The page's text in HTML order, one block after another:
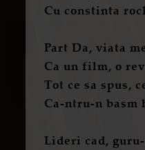
Cu constinta
Part Da, viata
Ca un film, o
Tot ce sa spus,
Ca-ntru-n basm
Lideri cad,